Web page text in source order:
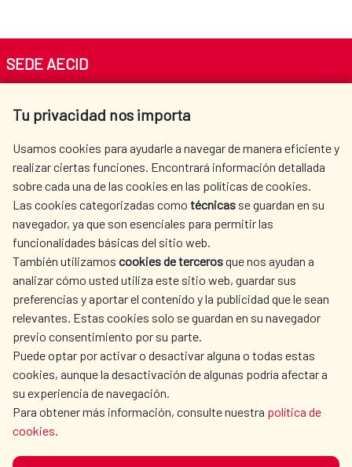
Tu privacidad nos importa
Usamos cookies para ayudarle a navegar de manera eficiente y
realizar ciertas funciones. Encontrará información detallada
sobre cada una de las cookies en las políticas de cookies.
Las cookies categorizadas como técnicas se guardan en su
navegador, ya que son esenciales para permitir las
funcionalidades básicas del sitio web.
También utilizamos cookies de tercerosque nos ayudan a
analizar cómo usted utiliza este sitio web, guardar sus
preferencias y aportar el contenido y la publicidad que le sean
relevantes. Estas cookies solo se guardan en su navegador
previo consentimiento por su parte.
Puede optar por activar o desactivar alguna o todas estas
cookies, aunque la desactivación de algunas podría afectar a
su experiencia de navegación.
Para obtener más información, consulte nuestra política de
cookies.
SEDE AECID
Tel. +34 900 20 30 54​​​​​​​
AECID
OÙ NOUS COOPÉRONS
L'ACTION HUMANITAIRE
ESPAGNOLE
SALLE DE PRESSE
CULTURE ET SCIENCE BIBLIOTHÈQUE
NOS RÉSEAUX SOCIAUX